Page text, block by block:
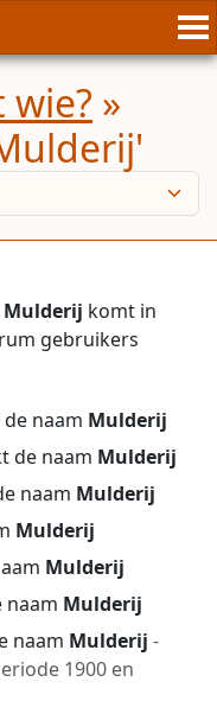
wie? »
Mulderij komt in
gebruikers
naam Mulderij
de naam Mulderij
naam Mulderij
Mulderij
Mulderij
naam Mulderij
naam Mulderij -
1900 en